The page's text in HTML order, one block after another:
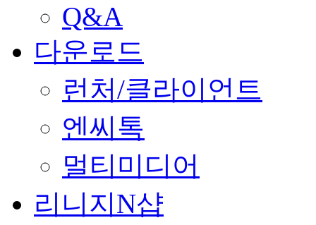
Q&A
다운로드
런처/클라이언트
엔씨톡
멀티미디어
리니지N샵